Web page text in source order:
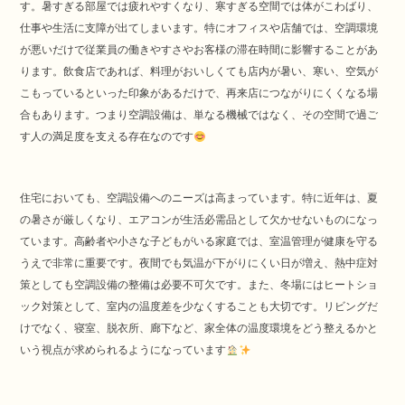
す。暑すぎる部屋では疲れやすくなり、寒すぎる空間では体がこわばり、
仕事や生活に支障が出てしまいます。特にオフィスや店舗では、空調環境
が悪いだけで従業員の働きやすさやお客様の滞在時間に影響することがあ
ります。飲食店であれば、料理がおいしくても店内が暑い、寒い、空気が
こもっているといった印象があるだけで、再来店につながりにくくなる場
合もあります。つまり空調設備は、単なる機械ではなく、その空間で過ご
す人の満足度を支える存在なのです
住宅においても、空調設備へのニーズは高まっています。特に近年は、夏
の暑さが厳しくなり、エアコンが生活必需品として欠かせないものになっ
ています。高齢者や小さな子どもがいる家庭では、室温管理が健康を守る
うえで非常に重要です。夜間でも気温が下がりにくい日が増え、熱中症対
策としても空調設備の整備は必要不可欠です。また、冬場にはヒートショ
ック対策として、室内の温度差を少なくすることも大切です。リビングだ
けでなく、寝室、脱衣所、廊下など、家全体の温度環境をどう整えるかと
いう視点が求められるようになっています